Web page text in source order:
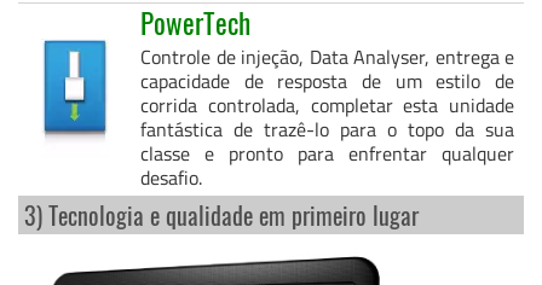
PowerTech
Controle de injeção, Data Analyser, entrega e
capacidade de resposta de um estilo de
corrida controlada, completar esta unidade
fantástica de trazê-lo para o topo da sua
classe e pronto para enfrentar qualquer
desafio.
3) Tecnologia e qualidade em primeiro lugar